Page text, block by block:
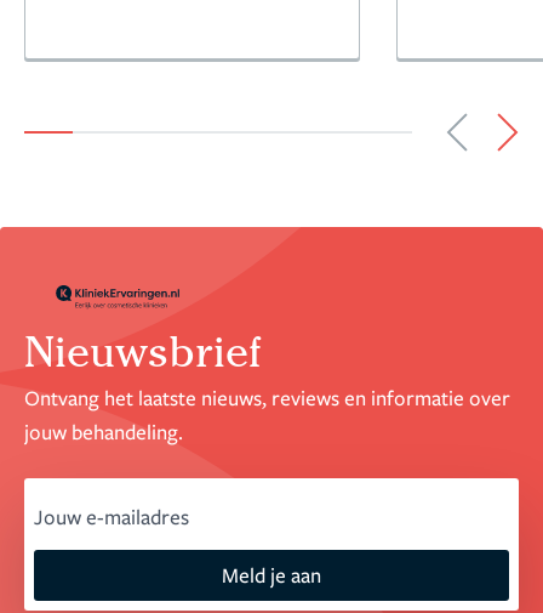
Nieuwsbrief
Ontvang het laatste nieuws, reviews en informatie over
jouw behandeling.
Meld je aan